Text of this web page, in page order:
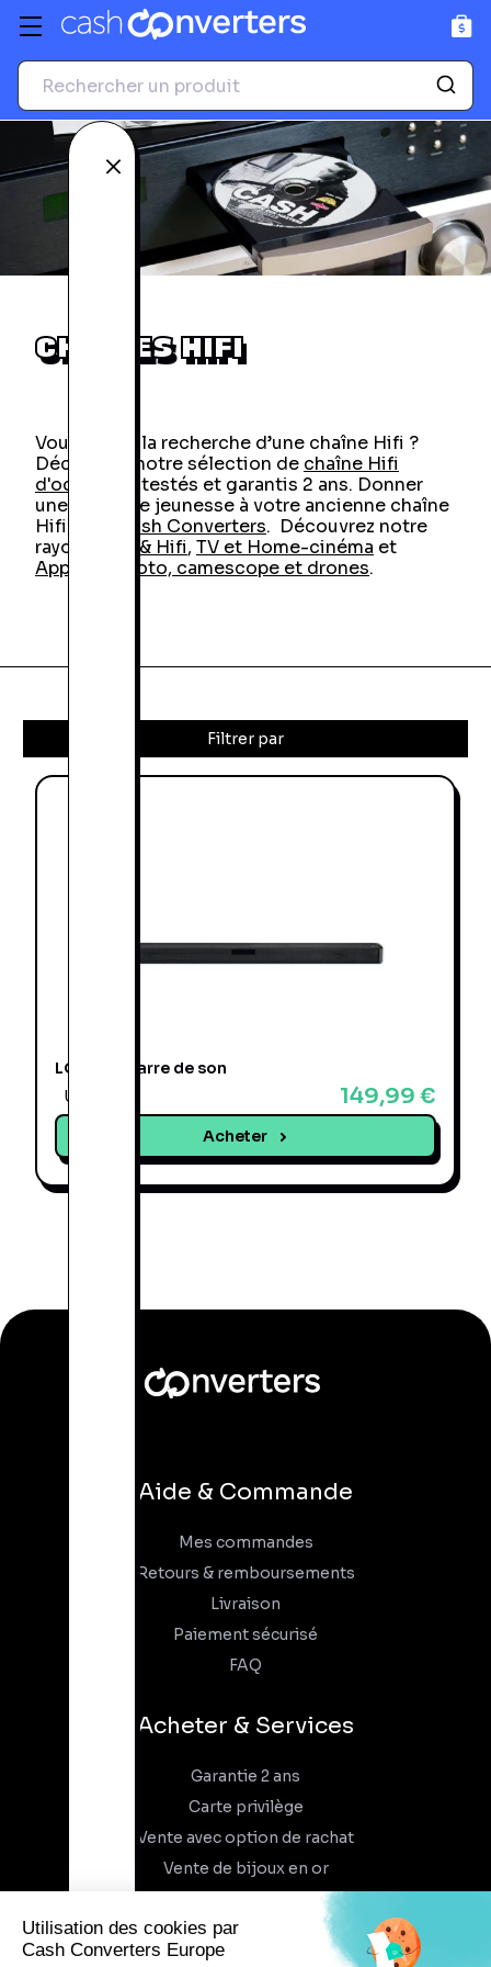
Voir tous les produits
vidéo
Voir tous les produits
Fermer
CHAÎNES HIFI
Vous êtes à la recherche d’une chaîne Hifi ?
Découvrez notre sélection de chaîne Hifi
d'occasion
, testés et garantis 2 ans. Donner
une seconde jeunesse à votre ancienne chaîne
Hifi chez
Cash Converters. Découvrez notre
rayon
Sono & Hifi, TV et Home-cinéma et
Appareil Photo, camescope et drones.
Filtrer par
LG SL4 - Barre de son
Une offre
149,99 €
Acheter
Aide & Commande
Mes commandes
Retours & remboursements
Livraison
Paiement sécurisé
FAQ
Acheter & Services
Garantie 2 ans
Carte privilège
Vente avec option de rachat
Vente de bijoux en or
À propos